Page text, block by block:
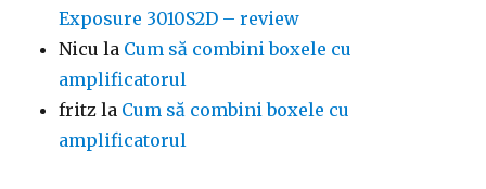
Exposure 3010S2D – review
Nicu la Cum să combini boxele cu
amplificatorul
fritz la Cum să combini boxele cu
amplificatorul